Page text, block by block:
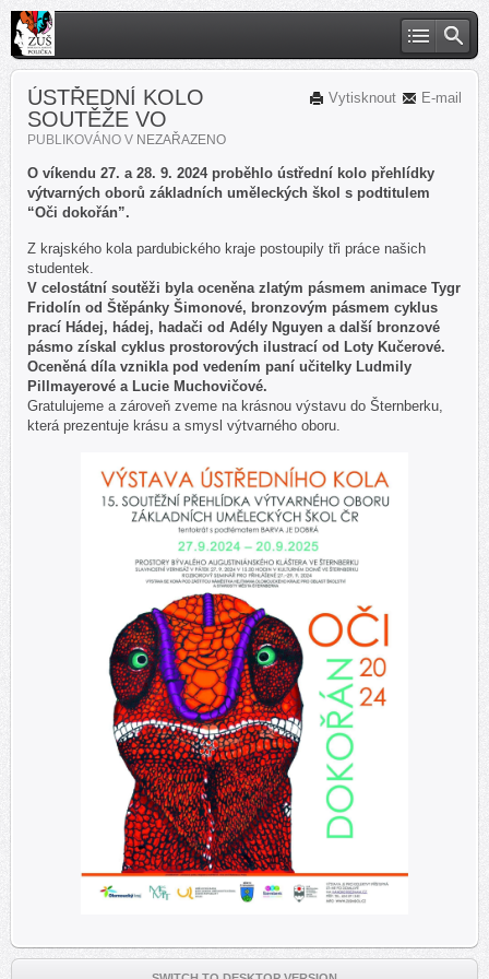
E-mail
Vytisknout
ÚSTŘEDNÍ KOLO
SOUTĚŽE VO
PUBLIKOVÁNO V NEZAŘAZENO
O víkendu 27. a 28. 9. 2024 proběhlo ústřední kolo přehlídky
výtvarných oborů základních uměleckých škol s podtitulem
“Oči dokořán”.
Z krajského kola pardubického kraje postoupily tři práce našich
studentek.
V celostátní soutěži byla oceněna zlatým pásmem animace Tygr
Fridolín od Štěpánky Šimonové, bronzovým pásmem cyklus
prací Hádej, hádej, hadači od Adély Nguyen a další bronzové
pásmo získal cyklus prostorových ilustrací od Loty Kučerové.
Oceněná díla vznikla pod vedením paní učitelky Ludmily
Pillmayerové a Lucie Muchovičové.
Gratulujeme a zároveň zveme na krásnou výstavu do Šternberku,
která prezentuje krásu a smysl výtvarného oboru.